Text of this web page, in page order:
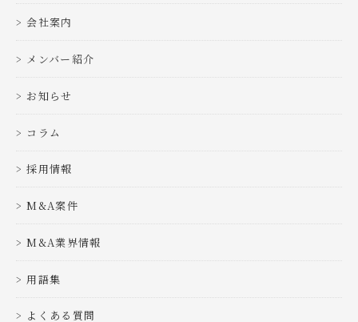
会社案内
メンバー紹介
お知らせ
コラム
採用情報
M&A案件
M&A業界情報
用語集
よくある質問